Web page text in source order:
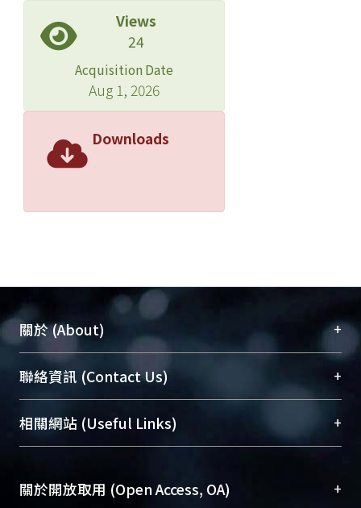
Views
24
Acquisition Date
Aug 1, 2026
Downloads
關於 (About) +
臺大位居世界頂尖大學之列，為永久珍藏及向國際
展現本校豐碩的研究成果及學術能量，圖書館整合
機構典藏（NTUR）與學術庫（AH）不同功能平
台，成為臺大學術典藏NTU scholars。期能整合研
成果。
聯絡資訊 (Contact Us) +
總館學科館員(Main Library)
醫學圖書館學科館員(Medical Library)
Sciences Library)
相關網站 (Useful Links) +
關於開放取用 (Open Access, OA) +